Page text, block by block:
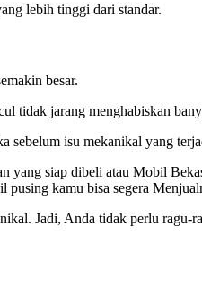
lebih tinggi dari standar.
besar.
tidak jarang menghabiskan
sebelum isu mekanikal yang
yang siap dibeli atau Mobil
kamu bisa segera
Jadi, Anda tidak perlu ragu-